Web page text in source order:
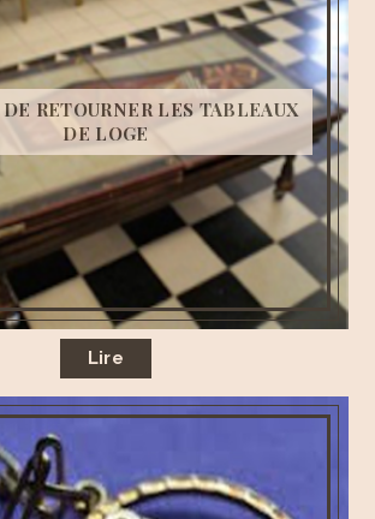
RETOURNER LES TABLEAUX
DE LOGE
Lire